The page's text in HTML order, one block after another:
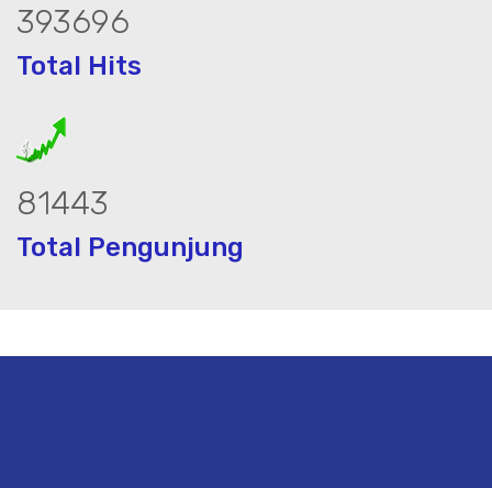
494607
Total Hits
103430
Total Pengunjung